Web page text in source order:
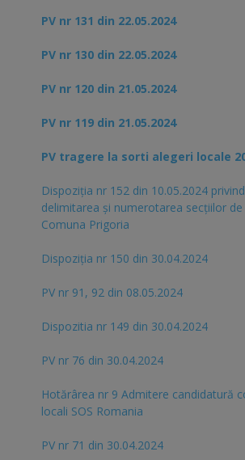
PV nr 131 din 22.05.2024
PV nr 130 din 22.05.2024
PV nr 120 din 21.05.2024
PV nr 119 din 21.05.2024
PV tragere la sorti alegeri locale
Dispoziția nr 152 din 10.05.2024 privind
delimitarea și numerotarea secțiilor
Comuna Prigoria
Dispoziția nr 150 din 30.04.2024
PV nr 91, 92 din 08.05.2024
Dispozitia nr 149 din 30.04.2024
PV nr 76 din 30.04.2024
Hotărârea nr 9 Admitere candidatură
locali SOS Romania
PV nr 71 din 30.04.2024